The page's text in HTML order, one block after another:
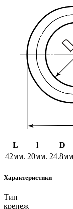
L l D
42мм. 20мм.
Характеристики
Тип
крепеж